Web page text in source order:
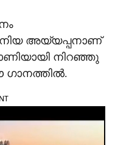
അയ്യപ്പനാണ്
നിറഞ്ഞു